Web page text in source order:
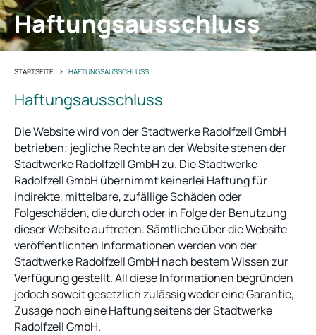
Haftungsausschluss
STARTSEITE > HAFTUNGSAUSSCHLUSS
Haftungsausschluss
Die Website wird von der Stadtwerke Radolfzell GmbH
betrieben; jegliche Rechte an der Website stehen der
Stadtwerke Radolfzell GmbH zu. Die Stadtwerke
Radolfzell GmbH übernimmt keinerlei Haftung für
indirekte, mittelbare, zufällige Schäden oder
Folgeschäden, die durch oder in Folge der Benutzung
dieser Website auftreten. Sämtliche über die Website
veröffentlichten Informationen werden von der
Stadtwerke Radolfzell GmbH nach bestem Wissen zur
Verfügung gestellt. All diese Informationen begründen
jedoch soweit gesetzlich zulässig weder eine Garantie,
Zusage noch eine Haftung seitens der Stadtwerke
Radolfzell GmbH.